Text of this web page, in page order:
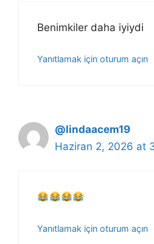
Benimkiler daha iyiydi
Yanıtlamak için oturum açın
@lindaacem19
Haziran 2, 2026 at
Yanıtlamak için oturum açın